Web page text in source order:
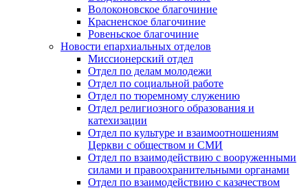
Волоконовское благочиние
Красненское благочиние
Ровеньское благочиние
Новости епархиальных отделов
Миссионерский отдел
Отдел по делам молодежи
Отдел по социальной работе
Отдел по тюремному служению
Отдел религиозного образования и
катехизации
Отдел по культуре и взаимоотношениям
Церкви с обществом и СМИ
Отдел по взаимодействию с вооруженными
силами и правоохранительными органами
Отдел по взаимодействию с казачеством